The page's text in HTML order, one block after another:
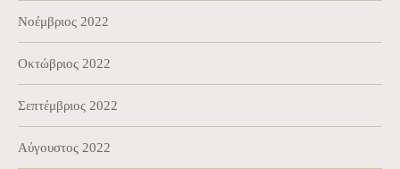
Νοέμβριος 2022
Οκτώβριος 2022
Σεπτέμβριος 2022
Αύγουστος 2022